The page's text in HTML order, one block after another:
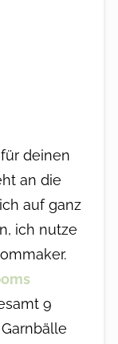
deinen
an die
auf ganz
ich nutze
9